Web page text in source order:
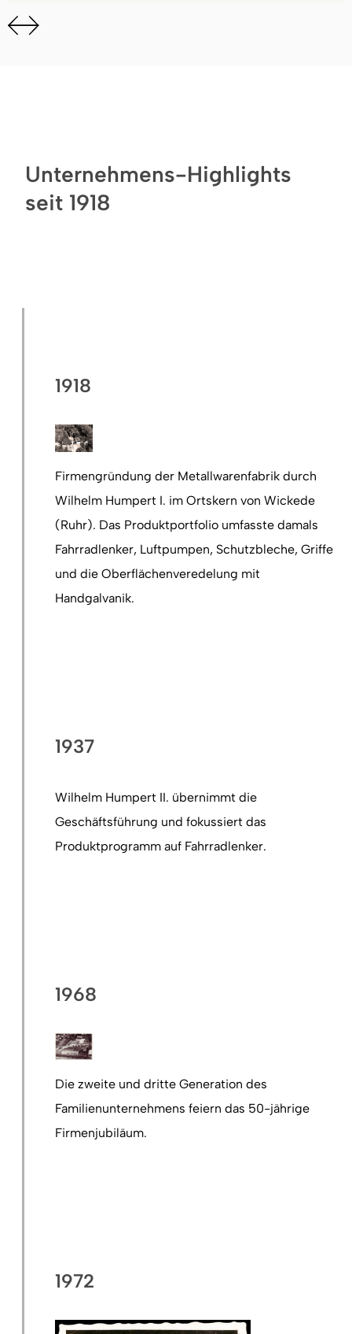
Unternehmens-Highlights
seit 1918
1918
Firmengründung der Metallwarenfabrik durch
Wilhelm Humpert I. im Ortskern von Wickede
(Ruhr). Das Produktportfolio umfasste damals
Fahrradlenker, Luftpumpen, Schutzbleche, Griffe
und die Oberflächenveredelung mit
Handgalvanik.
1937
Wilhelm Humpert II. übernimmt die
Geschäftsführung und fokussiert das
Produktprogramm auf Fahrradlenker.
1968
Die zweite und dritte Generation des
Familienunternehmens feiern das 50-jährige
Firmenjubiläum.
1972